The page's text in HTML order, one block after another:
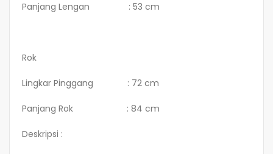
Panjang Lengan : 53 cm
Rok
Lingkar Pinggang : 72 cm
Panjang Rok : 84 cm
Deskripsi :